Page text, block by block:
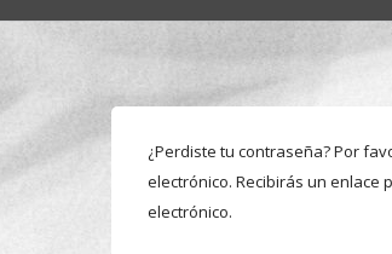
¿Perdiste tu contraseña? Por
electrónico. Recibirás un
electrónico.